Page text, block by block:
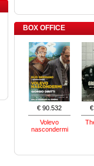
BOX OFFICE
€ 90.532
Volevo
nascondermi